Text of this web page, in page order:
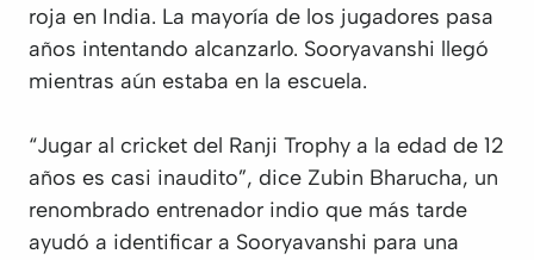
roja en India. La mayoría de los jugadores pasa
años intentando alcanzarlo. Sooryavanshi llegó
mientras aún estaba en la escuela.
“Jugar al cricket del Ranji Trophy a la edad de 12
años es casi inaudito”, dice Zubin Bharucha, un
renombrado entrenador indio que más tarde
ayudó a identificar a Sooryavanshi para una